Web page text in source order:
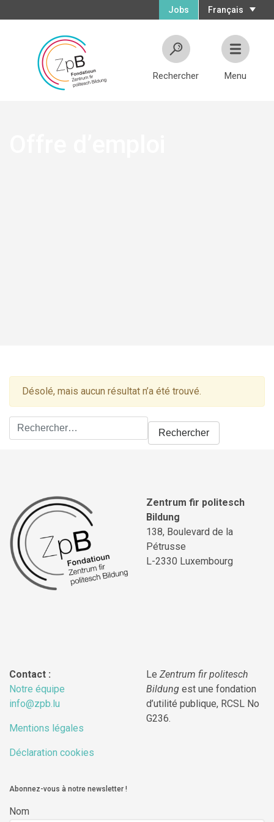
Français
Jobs
Rechercher Menu
Désolé, mais aucun résultat n’a été trouvé.
Rechercher :
Zentrum fir politesch
Bildung
138, Boulevard de la
Pétrusse
L-2330 Luxembourg
Contact :
Notre équipe
info@zpb.lu
Mentions légales
Déclaration cookies
Le Zentrum fir politesch
Bildung est une fondation
d’utilité publique, RCSL No
G236.
Abonnez-vous à notre newsletter !
Nom